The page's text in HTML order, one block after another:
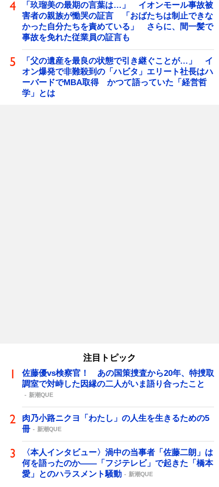
「玖瑠美の最期の言葉は…」 イオンモール事故被
害者の親族が慟哭の証言 「おばたちは制止できな
かった自分たちを責めている」 さらに、間一髪で
事故を免れた従業員の証言も
「父の遺産を最良の状態で引き継ぐことが…」 イ
オン爆発で非難殺到の「ハビタ」エリート社長はハ
ーバードでMBA取得 かつて語っていた「経営哲
学」とは
注目トピック
佐藤優vs検察官！ あの国策捜査から20年、特捜取
調室で対峙した因縁の二人がいま語り合ったこと
新潮QUE
肉乃小路ニクヨ「わたし」の人生を生きるための5
冊
新潮QUE
〈本人インタビュー〉渦中の当事者「佐藤二朗」は
何を語ったのか――「フジテレビ」で起きた「橋本
愛」とのハラスメント騒動
新潮QUE